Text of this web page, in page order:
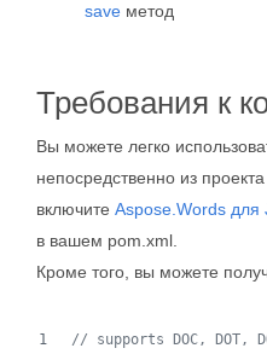
save метод
Требования к
Вы можете легко
непосредственно из
включите Aspose.Words для
в вашем pom.xml.
Кроме того, вы можете
// supports DOC, DOT,